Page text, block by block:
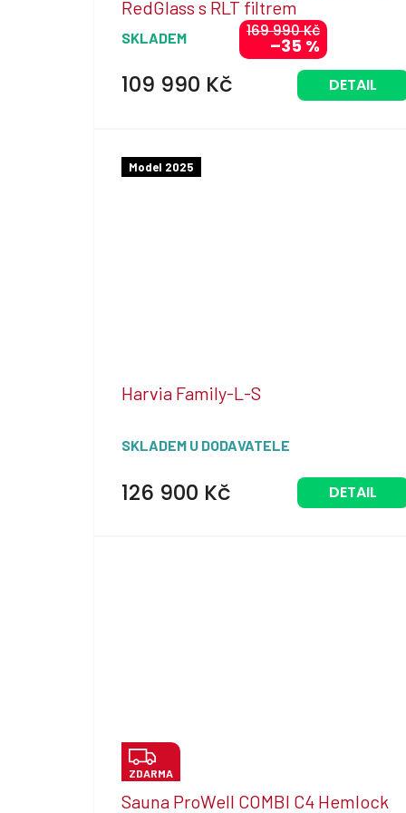
R
M
A
169 990 Kč
–35 %
RedGlass s RLT filtrem
SKLADEM
109 990 Kč DETAIL
Model 2025
Harvia Family-L-S
SKLADEM U DODAVATELE
126 900 Kč DETAIL
Z
D
ZDARMA
Sauna ProWell COMBI C4 Hemlock